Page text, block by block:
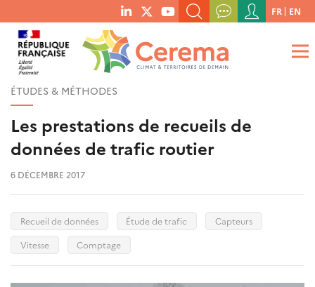
menu
social
links
RECHERCHER UN MOT-CLÉ, UNE PUBLICATION, ETC.
QUE RECHERCHEZ-VOUS ?
Menu
du
compte
de
FR EN
ÉTUDES & MÉTHODES
Les prestations de recueils de
données de trafic routier
6 DÉCEMBRE 2017
Recueil de données Étude de trafic
Capteurs
Vitesse
Comptage